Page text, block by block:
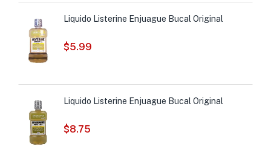
Liquido Listerine Enjuague Bucal Original
$5.99
Liquido Listerine Enjuague Bucal Original
$8.75